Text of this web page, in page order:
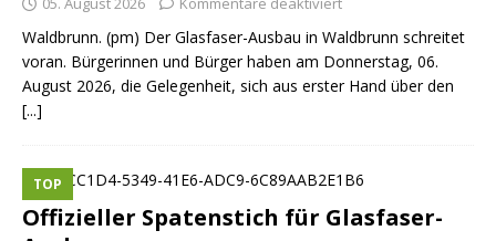
Waldbrunn. (pm) Der Glasfaser-Ausbau in Waldbrunn schreitet
voran. Bürgerinnen und Bürger haben am Donnerstag, 06.
August 2026, die Gelegenheit, sich aus erster Hand über den
[...]
Offizieller Spatenstich für Glasfaser-
TOP